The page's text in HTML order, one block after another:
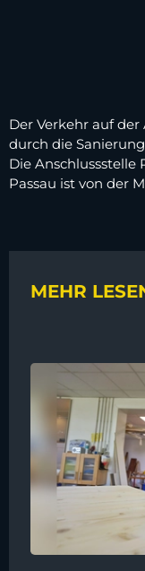
Der Verkehr auf
durch die
Die
Passau ist von der
MEHR